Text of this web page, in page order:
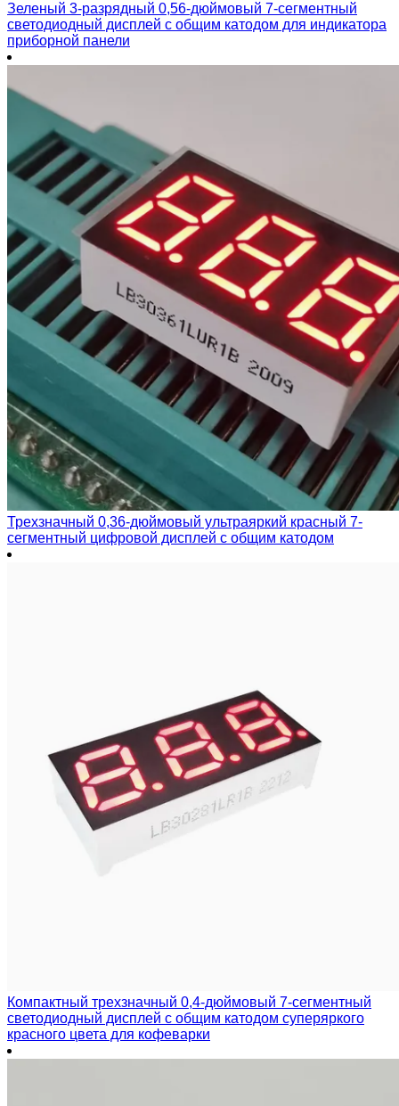
Зеленый 3-разрядный 0,56-дюймовый 7-сегментный
светодиодный дисплей с общим катодом для индикатора
приборной панели
Трехзначный 0,36-дюймовый ультраяркий красный 7-
сегментный цифровой дисплей с общим катодом
Компактный трехзначный 0,4-дюймовый 7-сегментный
светодиодный дисплей с общим катодом суперяркого
красного цвета для кофеварки